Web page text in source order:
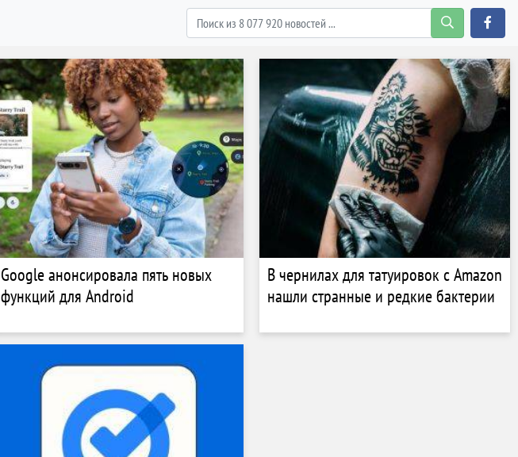
Google анонсировала пять новых
функций для Android
В чернилах для татуировок с Amazon
нашли странные и редкие бактерии